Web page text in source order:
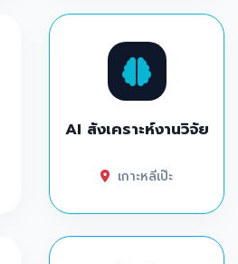
AI สังเคราะห์งานวิจัย
เกาะหลีเป๊ะ